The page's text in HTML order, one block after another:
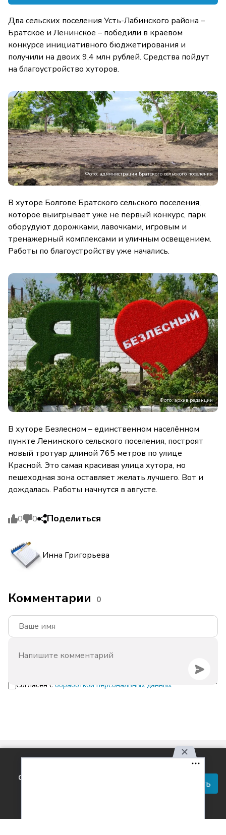
Два сельских поселения Усть-Лабинского района –
Братское и Ленинское – победили в краевом
конкурсе инициативного бюджетирования и
получили на двоих 9,4 млн рублей. Средства пойдут
на благоустройство хуторов.
Фото: администрация Братского сельского поселения
В хуторе Болгове Братского сельского поселения,
которое выигрывает уже не первый конкурс, парк
оборудуют дорожками, лавочками, игровым и
тренажерный комплексами и уличным освещением.
Работы по благоустройству уже начались.
Фото: архив редакции
В хуторе Безлесном – единственном населённом
пункте Ленинского сельского поселения, построят
новый тротуар длиной 765 метров по улице
Красной. Это самая красивая улица хутора, но
пешеходная зона оставляет желать лучшего. Вот и
дождалась. Работы начнутся в августе.
0 0 Поделиться
Инна Григорьева
Комментарии 0
Согласен с обработкой персональных данных
соглашаетесь с правилами
Принять